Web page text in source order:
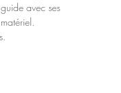
avec ses